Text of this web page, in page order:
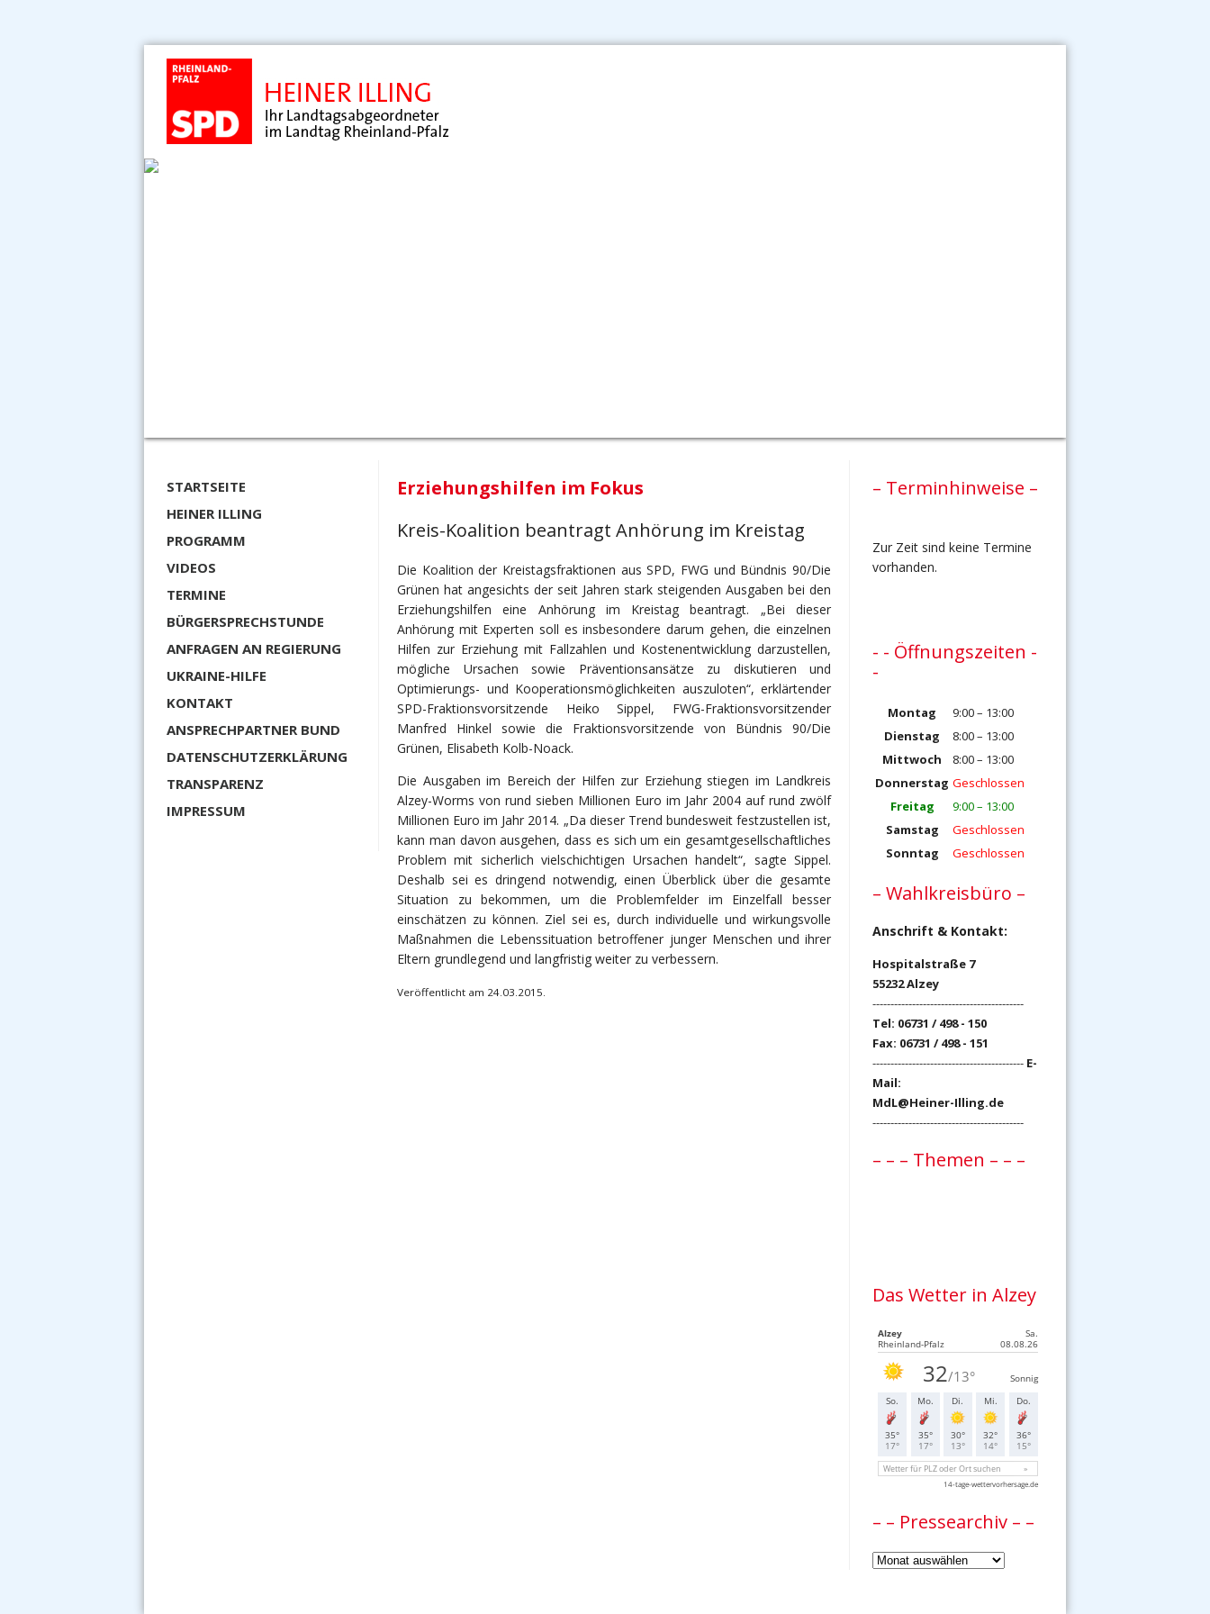
STARTSEITE
HEINER ILLING
PROGRAMM
VIDEOS
TERMINE
BÜRGERSPRECHSTUNDE
ANFRAGEN AN REGIERUNG
UKRAINE-HILFE
KONTAKT
ANSPRECHPARTNER BUND
DATENSCHUTZERKLÄRUNG
TRANSPARENZ
IMPRESSUM
Erziehungshilfen im Fokus
Kreis-Koalition beantragt Anhörung im Kreistag
Die Koalition der Kreistagsfraktionen aus SPD, FWG und Bündnis 90/Die
Grünen hat angesichts der seit Jahren stark steigenden Ausgaben bei den
Erziehungshilfen eine Anhörung im Kreistag beantragt. „Bei dieser
Anhörung mit Experten soll es insbesondere darum gehen, die einzelnen
Hilfen zur Erziehung mit Fallzahlen und Kostenentwicklung darzustellen,
mögliche Ursachen sowie Präventionsansätze zu diskutieren und
Optimierungs- und Kooperationsmöglichkeiten auszuloten“, erklärtender
SPD-Fraktionsvorsitzende Heiko Sippel, FWG-Fraktionsvorsitzender
Manfred Hinkel sowie die Fraktionsvorsitzende von Bündnis 90/Die
Grünen, Elisabeth Kolb-Noack.
Die Ausgaben im Bereich der Hilfen zur Erziehung stiegen im Landkreis
Alzey-Worms von rund sieben Millionen Euro im Jahr 2004 auf rund zwölf
Millionen Euro im Jahr 2014. „Da dieser Trend bundesweit festzustellen ist,
kann man davon ausgehen, dass es sich um ein gesamtgesellschaftliches
Problem mit sicherlich vielschichtigen Ursachen handelt“, sagte Sippel.
Deshalb sei es dringend notwendig, einen Überblick über die gesamte
Situation zu bekommen, um die Problemfelder im Einzelfall besser
einschätzen zu können. Ziel sei es, durch individuelle und wirkungsvolle
Maßnahmen die Lebenssituation betroffener junger Menschen und ihrer
Eltern grundlegend und langfristig weiter zu verbessern.
Veröffentlicht am 24.03.2015.
– Terminhinweise –
Zur Zeit sind keine Termine
vorhanden.
- - Öffnungszeiten -
-
Montag
9:00 – 13:00
Dienstag
8:00 – 13:00
Mittwoch
8:00 – 13:00
Donnerstag Geschlossen
Freitag
9:00 – 13:00
Samstag
Geschlossen
Sonntag
Geschlossen
– Wahlkreisbüro –
Anschrift & Kontakt:
Hospitalstraße 7
55232 Alzey
------------------------------------------
Tel: 06731 / 498 - 150
Fax: 06731 / 498 - 151
------------------------------------------ E-
Mail:
MdL@Heiner-Illing.de
------------------------------------------
– – – Themen – – –
Das Wetter in Alzey
– – Pressearchiv – –